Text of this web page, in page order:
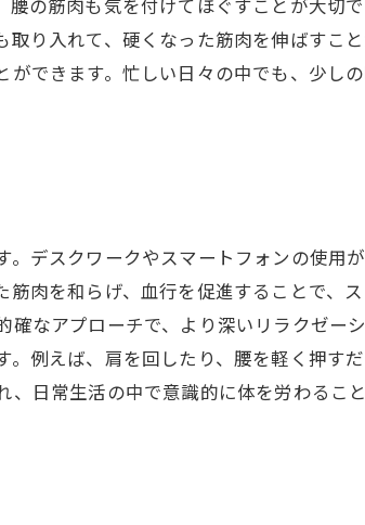
の筋肉も気を付けてほぐすことが大切
り入れて、硬くなった筋肉を伸ばすこ
できます。忙しい日々の中でも、少し
デスクワークやスマートフォンの使用
肉を和らげ、血行を促進することで、
なアプローチで、より深いリラクゼー
例えば、肩を回したり、腰を軽く押す
日常生活の中で意識的に体を労わるこ